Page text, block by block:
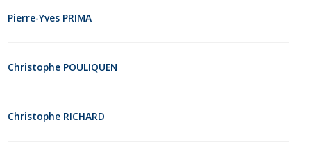
Pierre-Yves PRIMA
Christophe POULIQUEN
Christophe RICHARD